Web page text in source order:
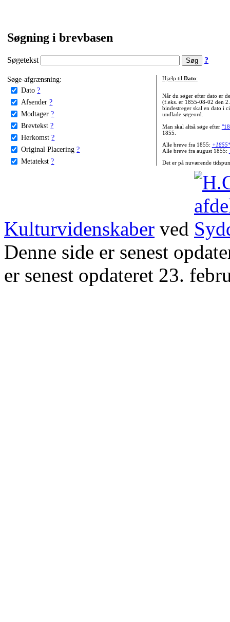
Søgning i brevbasen
Søgetekst ?
Søge-afgrænsning:
Dato ?
Afsender ?
Modtager ?
Brevtekst ?
Herkomst ?
Original Placering ?
Metatekst ?
Hjælp til Dato:
Når du søger efter dato er
(f.eks. er 1855-08-02 den
bindestreger skal en dato i
undlade søgeord.
Man skal altså søge efter
1855.
Alle breve fra 1855:
Alle breve fra august 1855:
Det er på nuværende
Kulturvidenskaber ved
Denne side er senest
er senest opdateret 23.